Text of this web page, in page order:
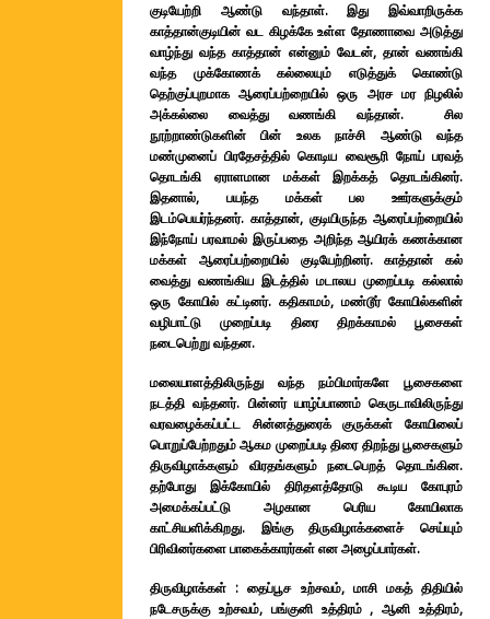
குடியேற்றி ஆண்டு வந்தாள். இது இவ்வாறிருக்க
காத்தான்குடியின் வட கிழக்கே உள்ள தோணாவை அடுத்து
வாழ்ந்து வந்த காத்தான் என்னும் வேடன், தான் வணங்கி
வந்த முக்கோணக் கல்லையும் எடுத்துக் கொண்டு
தெற்குப்புறமாக ஆரைப்பற்றையில் ஒரு அரச மர நிழலில்
அக்கல்லை வைத்து வணங்கி வந்தான். சில
நூற்றாண்டுகளின் பின் உலக நாச்சி ஆண்டு வந்த
மண்முனைப் பிரதேசத்தில் கொடிய வைசூரி நோய் பரவத்
தொடங்கி ஏராளமான மக்கள் இறக்கத் தொடங்கினர்.
இதனால், பயந்த மக்கள் பல ஊர்களுக்கும்
இடம்பெயர்ந்தனர். காத்தான், குடியிருந்த ஆரைப்பற்றையில்
இந்நோய் பரவாமல் இருப்பதை அறிந்த ஆயிரக் கணக்கான
மக்கள் ஆரைப்பற்றையில் குடியேற்றினர். காத்தான் கல்
வைத்து வணங்கிய இடத்தில் மடாலய முறைப்படி கல்லால்
ஒரு கோயில் கட்டினர். கதிகாமம், மண்டூர் கோயில்களின்
வழிபாட்டு முறைப்படி திரை திறக்காமல் பூசைகள்
நடைபெற்று வந்தன.
மலையாளத்திலிருந்து வந்த நம்பிமார்களே பூசைகளை
நடத்தி வந்தனர். பின்னர் யாழ்ப்பாணம் கெருடாவிலிருந்து
வரவழைக்கப்பட்ட சின்னத்துரைக் குருக்கள் கோயிலைப்
பொறுப்பேற்றதும் ஆகம முறைப்படி திரை திறந்து பூசைகளும்
திருவிழாக்களும் விரதங்களும் நடைபெறத் தொடங்கின.
தற்போது இக்கோயில் திரிதளத்தோடு கூடிய கோபுரம்
அமைக்கப்பட்டு அழகான பெரிய கோயிலாக
காட்சியளிக்கிறது. இங்கு திருவிழாக்களைச் செய்யும்
பிரிவினர்களை பாகைக்காரர்கள் என அழைப்பார்கள்.
திருவிழாக்கள் : தைப்பூச உற்சவம், மாசி மகத் திதியில்
நடேசருக்கு உற்சவம், பங்குனி உத்திரம் , ஆனி உத்திரம்,